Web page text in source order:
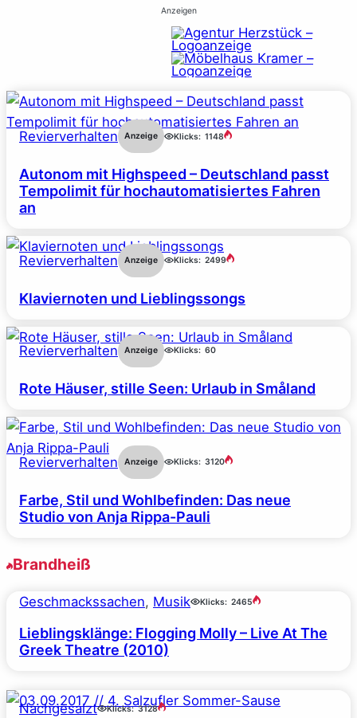
Anzeigen
Revierverhalten Anzeige Klicks: 1148
Autonom mit Highspeed – Deutschland passt
Tempolimit für hochautomatisiertes Fahren
an
Revierverhalten Anzeige Klicks: 2499
Klaviernoten und Lieblingssongs
Revierverhalten Anzeige Klicks: 60
Rote Häuser, stille Seen: Urlaub in Småland
Revierverhalten Anzeige Klicks: 3120
Farbe, Stil und Wohlbefinden: Das neue
Studio von Anja Rippa-Pauli
Brandheiß
Geschmackssachen, Musik Klicks: 2465
Lieblingsklänge: Flogging Molly – Live At The
Greek Theatre (2010)
Nachgesalzt Klicks: 3128